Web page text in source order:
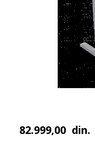
82.999,00 din.